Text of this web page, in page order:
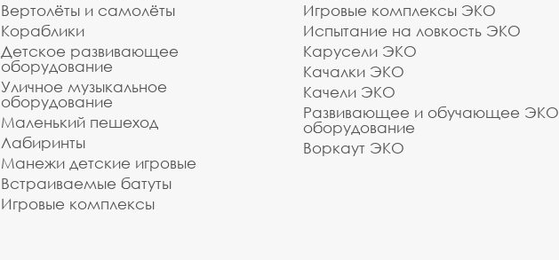
Вертолёты и самолёты
Кораблики
Детское развивающее
оборудование
Уличное музыкальное
оборудование
Маленький пешеход
Лабиринты
Манежи детские игровые
Встраиваемые батуты
Игровые комплексы
Игровые комплексы ЭКО
Испытание на ловкость ЭКО
Карусели ЭКО
Качалки ЭКО
Качели ЭКО
Развивающее и обучающее ЭКО
оборудование
Воркаут ЭКО